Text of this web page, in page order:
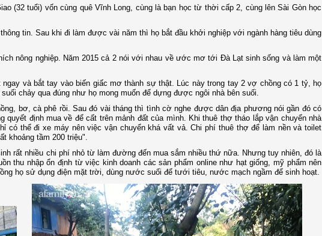
(32 tuổi) vốn cùng quê Vĩnh Long, cùng là bạn học từ thời cấp 2, cùng lên Sài Gòn học
tin. Sau khi đi làm được vài năm thì họ bắt đầu khởi nghiệp với ngành hàng tiêu dùng
nông nghiệp. Năm 2015 cả 2 nói với nhau về ước mơ tới Đà Lạt sinh sống và làm một
và bắt tay vào biến giấc mơ thành sự thật. Lúc này trong tay 2 vợ chồng có 1 tỷ, họ
chảy qua đúng như họ mong muốn để dựng được ngôi nhà bên suối.
bơ, cà phê rồi. Sau đó vài tháng thì tình cờ nghe được dân địa phương nói gần đó có
định mua về để cất trên mảnh đất của mình. Khi thuê thợ tháo lắp vận chuyển nhà
có thể đi xe máy nên việc vận chuyển khá vất vả. Chi phí thuê thợ để làm nền và toilet
khoảng tầm 200 triệu".
rất nhiều chi phí nhỏ từ làm đường đến mua sắm nhiều thứ nữa. Nhưng tuy nhiên, đó là
thu nhập ổn định từ việc kinh doanh các sản phẩm online như hạt giống, mỹ phẩm nên
họ sử dụng điện mặt trời, dùng nước suối để tưới tiêu, nước mạch ngầm để sinh hoạt.